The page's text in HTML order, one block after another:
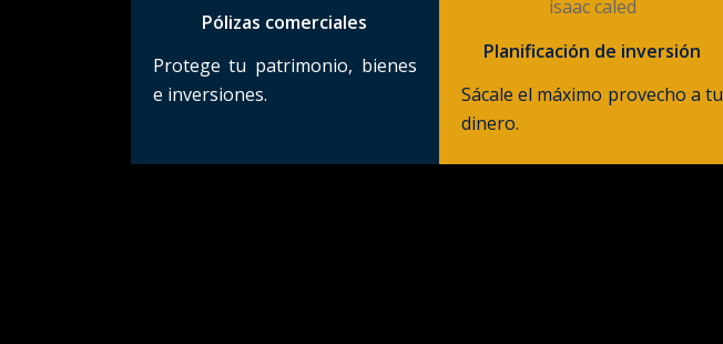
Pólizas comerciales
Protege tu patrimonio, bienes
e inversiones.
Planificación de inversión
Sácale el máximo provecho a tu
dinero.